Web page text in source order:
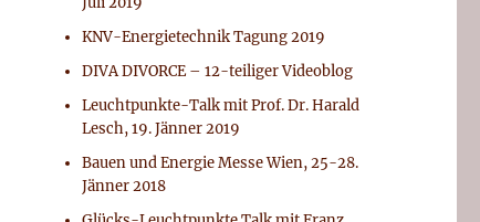
KNV-Energietechnik Tagung 2019
DIVA DIVORCE – 12-teiliger Videoblog
Leuchtpunkte-Talk mit Prof. Dr. Harald
Lesch, 19. Jänner 2019
Bauen und Energie Messe Wien, 25-28.
Jänner 2018